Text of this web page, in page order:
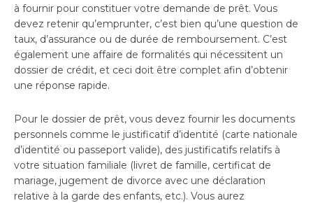
à fournir pour constituer votre demande de prêt. Vous
devez retenir qu’emprunter, c’est bien qu’une question de
taux, d’assurance ou de durée de remboursement. C’est
également une affaire de formalités qui nécessitent un
dossier de crédit, et ceci doit être complet afin d’obtenir
une réponse rapide.
Pour le dossier de prêt, vous devez fournir les documents
personnels comme le justificatif d’identité (carte nationale
d’identité ou passeport valide), des justificatifs relatifs à
votre situation familiale (livret de famille, certificat de
mariage, jugement de divorce avec une déclaration
relative à la garde des enfants, etc.). Vous aurez